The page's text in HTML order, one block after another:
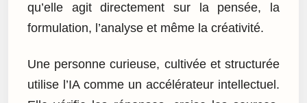
qu’elle agit directement sur la pensée, la
formulation, l’analyse et même la créativité.
Une personne curieuse, cultivée et structurée
utilise l’IA comme un accélérateur intellectuel.